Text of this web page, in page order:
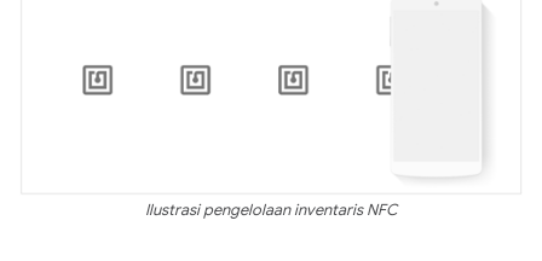
Ilustrasi pengelolaan inventaris NFC